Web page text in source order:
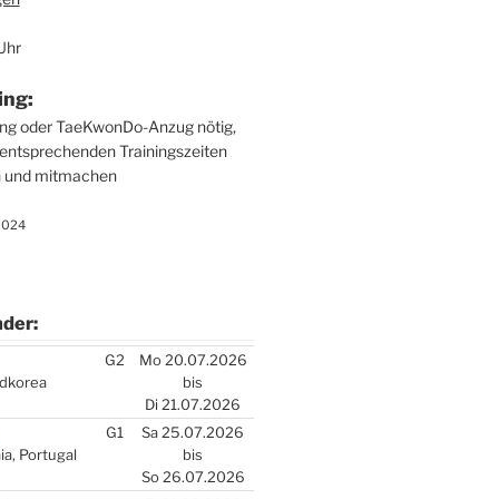
oder Tae­Kwon­Do-Anzug nötig,
Trai­nings­zei­ten
mit­ma­chen
G2
Mo 20.07.2026
bis
Di 21.07.2026
Por­tu­gal
G1
Sa 25.07.2026
bis
So 26.07.2026